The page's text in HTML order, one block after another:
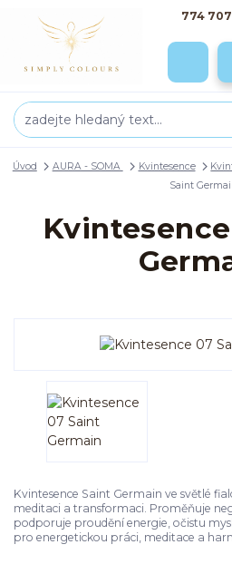
774
Úvod AURA - SOMA Kvintesence
Saint
Kvintesence Saint Germain ve světlé
meditaci a transformaci. Proměňuje
podporuje proudění energie, očistu
pro energetickou práci, meditace a